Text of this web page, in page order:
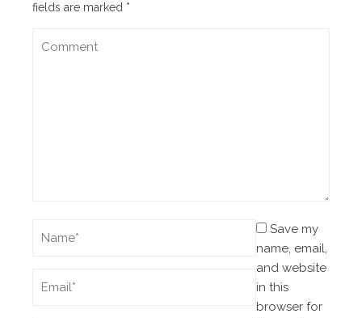
fields are marked *
Save my
name, email,
and website
in this
browser for